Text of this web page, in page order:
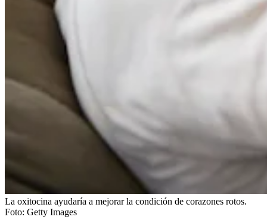
La oxitocina ayudaría a mejorar la condición de corazones rotos.
Foto: Getty Images